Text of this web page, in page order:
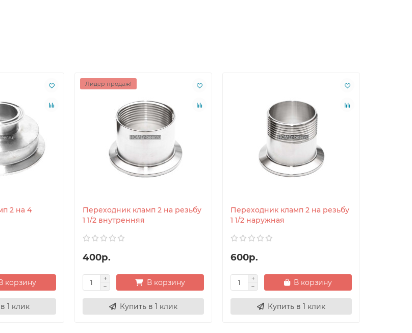
2 на 4
корзину
1 клик
Лидер продаж!
Переходник кламп 2 на резьбу
1 1/2 внутренняя
400р.
В корзину
Купить в 1 клик
Переходник кламп 2 на резьбу
1 1/2 наружная
600р.
В корзину
Купить в 1 клик